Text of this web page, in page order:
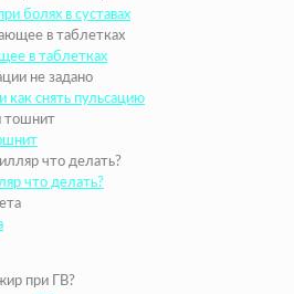
болях в суставах
в таблетках
как снять пульсацию
что делать?